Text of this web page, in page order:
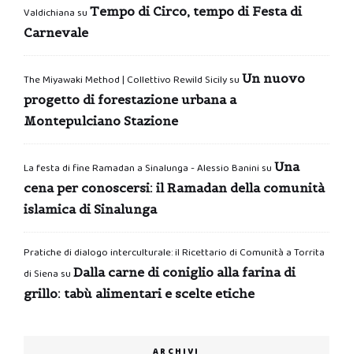
Valdichiana su Tempo di Circo, tempo di Festa di
Carnevale
The Miyawaki Method | Collettivo Rewild Sicilysu Un nuovo
progetto di forestazione urbana a
Montepulciano Stazione
La festa di fine Ramadan a Sinalunga - Alessio Banini su Una
cena per conoscersi: il Ramadan della comunità
islamica di Sinalunga
Pratiche di dialogo interculturale: il Ricettario di Comunità a Torrita
di Siena su Dalla carne di coniglio alla farina di
grillo: tabù alimentari e scelte etiche